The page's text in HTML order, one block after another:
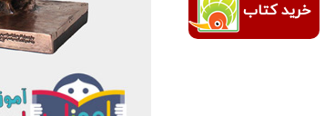
خرید کتاب